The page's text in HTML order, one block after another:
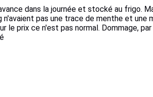
dans la journée et stocké au frigo.
pas une trace de menthe et une
le prix ce n'est pas normal. Dommage,